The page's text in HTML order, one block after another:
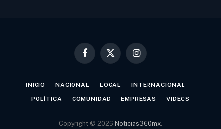
Facebook
X
Instagram
INICIO NACIONAL LOCAL INTERNACIONAL
POLÍTICA COMUNIDAD EMPRESAS VIDEOS
Copyright © 2026 Noticias360mx